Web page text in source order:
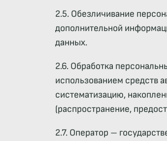
2.5. Обезличивание
дополнительной
данных.
2.6. Обработка
использованием средств
систематизацию,
(распространение,
2.7. Оператор –